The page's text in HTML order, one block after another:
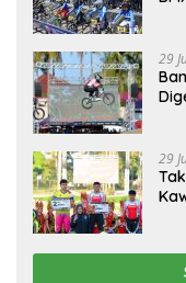
29
29